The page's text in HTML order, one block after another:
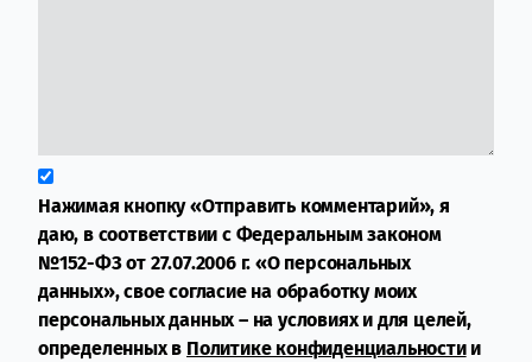
Нажимая кнопку «Отправить комментарий», я
даю, в соответствии с Федеральным законом
№152-ФЗ от 27.07.2006 г. «О персональных
данных», свое согласие на обработку моих
персональных данных – на условиях и для целей,
определенных в Политике конфиденциальностии